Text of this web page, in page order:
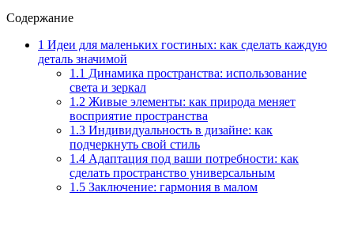
Содержание
1 Идеи для маленьких гостиных: как сделать каждую
деталь значимой
1.1 Динамика пространства: использование
света и зеркал
1.2 Живые элементы: как природа меняет
восприятие пространства
1.3 Индивидуальность в дизайне: как
подчеркнуть свой стиль
1.4 Адаптация под ваши потребности: как
сделать пространство универсальным
1.5 Заключение: гармония в малом